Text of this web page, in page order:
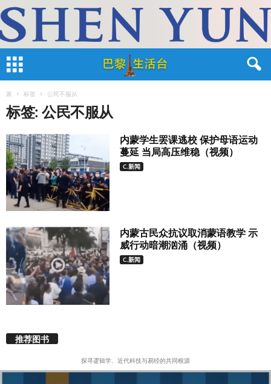
家 标签 公民不服从
标签: 公民不服从
内蒙学生罢课逃校 保护母语运动
蔓延 当局高压维稳（视频）
C.新闻
内蒙古民众抗议取消蒙语教学 示
威行动暗潮汹涌（视频）
C.新闻
推荐图书
探寻逻辑学、近代科技与易经的共同根源